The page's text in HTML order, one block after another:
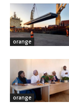
orange
orange